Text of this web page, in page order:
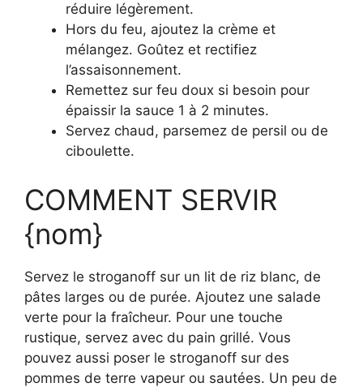
réduire légèrement.
Hors du feu, ajoutez la crème et
mélangez. Goûtez et rectifiez
l’assaisonnement.
Remettez sur feu doux si besoin pour
épaissir la sauce 1 à 2 minutes.
Servez chaud, parsemez de persil ou de
ciboulette.
COMMENT SERVIR
{nom}
Servez le stroganoff sur un lit de riz blanc, de
pâtes larges ou de purée. Ajoutez une salade
verte pour la fraîcheur. Pour une touche
rustique, servez avec du pain grillé. Vous
pouvez aussi poser le stroganoff sur des
pommes de terre vapeur ou sautées. Un peu de